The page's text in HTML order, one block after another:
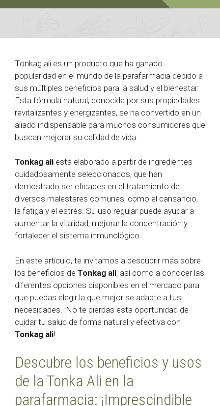
Tonkag ali es un producto que ha ganado
popularidad en el mundo de la parafarmacia debido a
sus múltiples beneficios para la salud y el bienestar.
Esta fórmula natural, conocida por sus propiedades
revitalizantes y energizantes, se ha convertido en un
aliado indispensable para muchos consumidores que
buscan mejorar su calidad de vida.
Tonkag ali está elaborado a partir de ingredientes
cuidadosamente seleccionados, que han
demostrado ser eficaces en el tratamiento de
diversos malestares comunes, como el cansancio,
la fatiga y el estrés. Su uso regular puede ayudar a
aumentar la vitalidad, mejorar la concentración y
fortalecer el sistema inmunológico.
En este artículo, te invitamos a descubrir más sobre
los beneficios de Tonkag ali, así como a conocer las
diferentes opciones disponibles en el mercado para
que puedas elegir la que mejor se adapte a tus
necesidades. ¡No te pierdas esta oportunidad de
cuidar tu salud de forma natural y efectiva con
Tonkag ali!
Descubre los beneficios y usos
de la Tonka Ali en la
parafarmacia: ¡Imprescindible